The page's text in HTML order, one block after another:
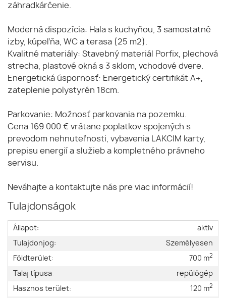
záhradkárčenie.
Moderná dispozícia: Hala s kuchyňou, 3 samostatné
izby, kúpeľňa, WC a terasa (25 m2).
Kvalitné materiály: Stavebný materiál Porfix, plechová
strecha, plastové okná s 3 sklom, vchodové dvere.
Energetická úspornosť: Energetický certifikát A+,
zateplenie polystyrén 18cm.
Parkovanie: Možnosť parkovania na pozemku.
Cena 169 000 € vrátane poplatkov spojených s
prevodom nehnuteľnosti, vybavenia LAKCIM karty,
prepisu energií a služieb a kompletného právneho
servisu.
Neváhajte a kontaktujte nás pre viac informácií!
Tulajdonságok
Állapot:
aktív
Tulajdonjog:
Személyesen
Földterület:
700 m2
Talaj típusa:
repülőgép
Hasznos terület:
120 m2